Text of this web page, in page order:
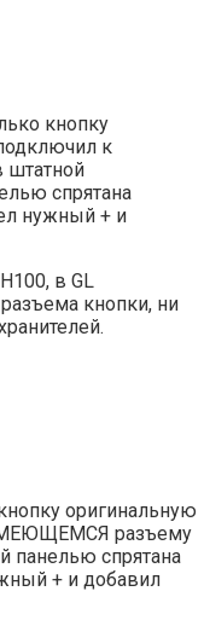
кнопку
к
спрятана
нужный + и
в GL
кнопки, ни
оригинальную
разъему
панелью спрятана
+ и добавил